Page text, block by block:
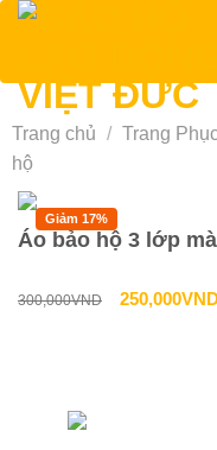
Bỏ
dung
Trang chủ / Trang
hộ
Giảm 17%
Áo bảo hộ 3 lớp
300,000VND
Giá
250,000